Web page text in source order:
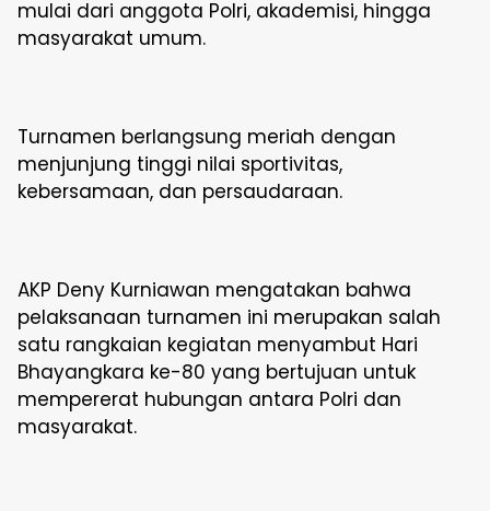
mulai dari anggota Polri, akademisi, hingga
masyarakat umum.
Turnamen berlangsung meriah dengan
menjunjung tinggi nilai sportivitas,
kebersamaan, dan persaudaraan.
AKP Deny Kurniawan mengatakan bahwa
pelaksanaan turnamen ini merupakan salah
satu rangkaian kegiatan menyambut Hari
Bhayangkara ke-80 yang bertujuan untuk
mempererat hubungan antara Polri dan
masyarakat.